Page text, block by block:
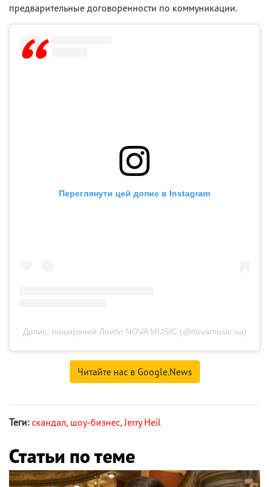
предварительные договоренности по коммуникации.
Переглянути цей допис в Instagram
Допис, поширений Лейбл NOVA MUSIC (@novamusic.ua)
Читайте нас в Google.News
Теги: скандал, шоу-бизнес,Jerry Heil
Статьи по теме